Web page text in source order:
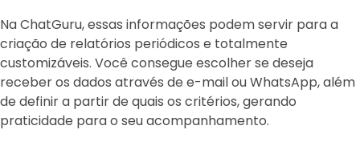
Na ChatGuru, essas informações podem servir para a
criação de relatórios periódicos e totalmente
customizáveis. Você consegue escolher se deseja
receber os dados através de e-mail ou WhatsApp, além
de definir a partir de quais os critérios, gerando
praticidade para o seu acompanhamento.